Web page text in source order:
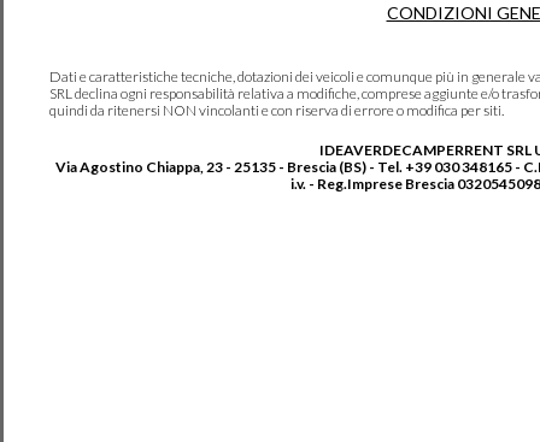
CONDIZIONI
Dati e caratteristiche tecniche, dotazioni dei veicoli e comunque più in generale
SRL declina ogni responsabilità relativa a modifiche, comprese aggiunte e/o
quindi da ritenersi NON vincolanti e con riserva di errore o modifica per siti.
IDEAVERDECAMPERRENT SRL
Via Agostino Chiappa, 23 - 25135 - Brescia (BS) - Tel. +39 030 348165 -
i.v. - Reg.Imprese Brescia